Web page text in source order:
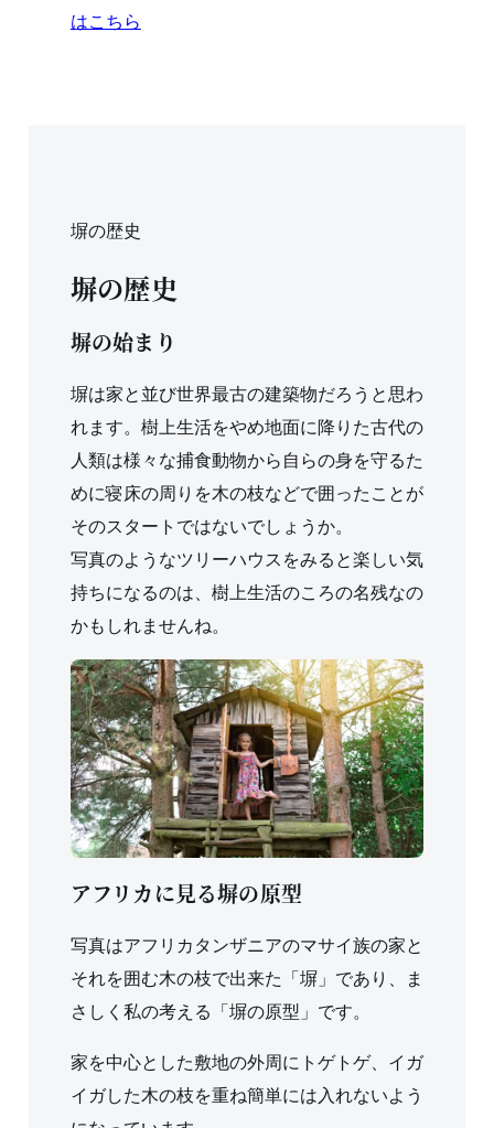
はこちら
塀の歴史
塀の歴史
塀の始まり
塀は家と並び世界最古の建築物だろうと思わ
れます。樹上生活をやめ地面に降りた古代の
人類は様々な捕食動物から自らの身を守るた
めに寝床の周りを木の枝などで囲ったことが
そのスタートではないでしょうか。
写真のようなツリーハウスをみると楽しい気
持ちになるのは、樹上生活のころの名残なの
かもしれませんね。
アフリカに見る塀の原型
写真はアフリカタンザニアのマサイ族の家と
それを囲む木の枝で出来た「塀」であり、ま
さしく私の考える「塀の原型」です。
家を中心とした敷地の外周にトゲトゲ、イガ
イガした木の枝を重ね簡単には入れないよう